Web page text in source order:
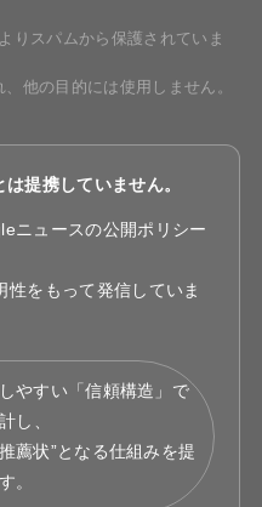
りスパムから保護されていま
他の目的には使用しません。
提携していません。
ニュースの公開ポリシー
をもって発信していま
やすい「信頼構造」で
し、
薦状”となる仕組みを提
。